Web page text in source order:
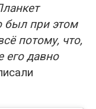
был при этом
потому, что,
его давно